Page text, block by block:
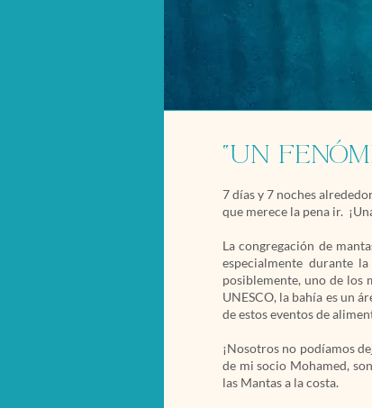
“Un
7díasy 7 noches
que merece la pena ir.
La congregación de
especialmente durante
posiblemente, uno de los
UNESCO, la bahía es un
de estos eventos de
¡Nosotros no podíamos
de mi socio Mohamed,
las Mantas a la costa.